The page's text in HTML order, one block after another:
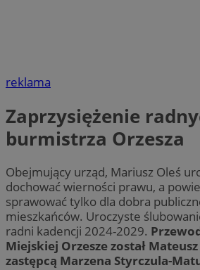
reklama
Zaprzysiężenie
burmistrza Orzesza
Obejmujący urząd, Mariusz Oleś
dochować wierności prawu, a
sprawować tylko dla dobra
mieszkańców. Uroczyste
radni kadencji 2024-2029.
Miejskiej Orzesze został
zastępcą Marzena Styrczula-